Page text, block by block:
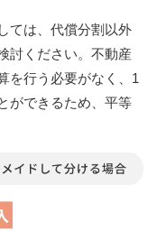
ては、代償分割以外
討ください。不動産
を行う必要がなく、1
ができるため、平等